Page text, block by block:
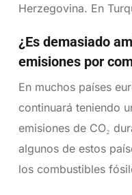
Herzegovina. En
¿Es demasiado
emisiones por
En muchos países
continuará teniendo
emisiones de CO₂
algunos de estos
los combustibles